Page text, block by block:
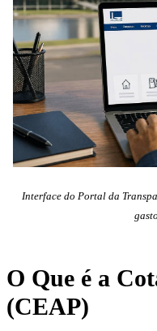
Interface do Portal da
O Que é a
(CEAP)